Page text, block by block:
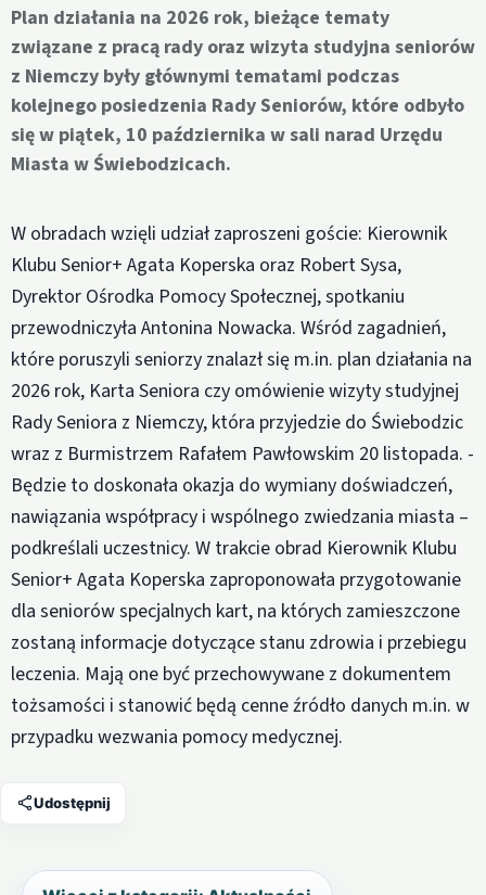
Plan działania na 2026 rok, bieżące tematy
związane z pracą rady oraz wizyta studyjna seniorów
z Niemczy były głównymi tematami podczas
kolejnego posiedzenia Rady Seniorów, które odbyło
się w piątek, 10 października w sali narad Urzędu
Miasta w Świebodzicach.
W obradach wzięli udział zaproszeni goście: Kierownik
Klubu Senior+ Agata Koperska oraz Robert Sysa,
Dyrektor Ośrodka Pomocy Społecznej, spotkaniu
przewodniczyła Antonina Nowacka. Wśród zagadnień,
które poruszyli seniorzy znalazł się m.in. plan działania na
2026 rok, Karta Seniora czy omówienie wizyty studyjnej
Rady Seniora z Niemczy, która przyjedzie do Świebodzic
wraz z Burmistrzem Rafałem Pawłowskim 20 listopada. -
Będzie to doskonała okazja do wymiany doświadczeń,
nawiązania współpracy i wspólnego zwiedzania miasta –
podkreślali uczestnicy. W trakcie obrad Kierownik Klubu
Senior+ Agata Koperska zaproponowała przygotowanie
dla seniorów specjalnych kart, na których zamieszczone
zostaną informacje dotyczące stanu zdrowia i przebiegu
leczenia. Mają one być przechowywane z dokumentem
tożsamości i stanowić będą cenne źródło danych m.in. w
przypadku wezwania pomocy medycznej.
Udostępnij